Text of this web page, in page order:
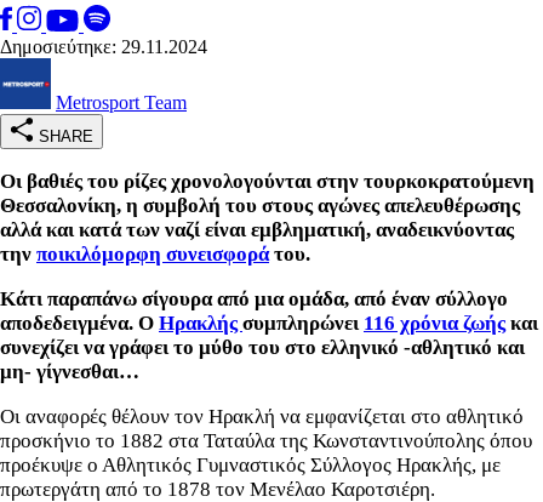
Δημοσιεύτηκε: 29.11.2024
Metrosport Team
SHARE
Οι βαθιές του ρίζες χρονολογούνται στην τουρκοκρατούμενη
Θεσσαλονίκη, η συμβολή του στους αγώνες απελευθέρωσης
αλλά και κατά των ναζί είναι εμβληματική, αναδεικνύοντας
την ποικιλόμορφη συνεισφοράτου.
Κάτι παραπάνω σίγουρα από μια ομάδα, από έναν σύλλογο
αποδεδειγμένα. Ο Ηρακλήςσυμπληρώνει 116 χρόνια ζωήςκαι
συνεχίζει να γράφει το μύθο του στο ελληνικό -αθλητικό και
μη- γίγνεσθαι…
Οι αναφορές θέλουν τον Ηρακλή να εμφανίζεται στο αθλητικό
προσκήνιο το 1882 στα Ταταύλα της Κωνσταντινούπολης όπου
προέκυψε ο Αθλητικός Γυμναστικός Σύλλογος Ηρακλής, με
πρωτεργάτη από το 1878 τον Μενέλαο Καροτσιέρη.